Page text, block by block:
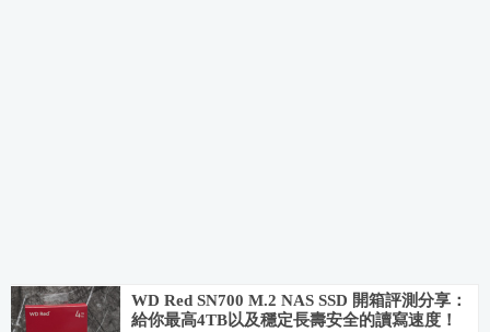
WD Red SN700 M.2 NAS SSD 開箱評測分享：
給你最高4TB以及穩定長壽安全的讀寫速度！